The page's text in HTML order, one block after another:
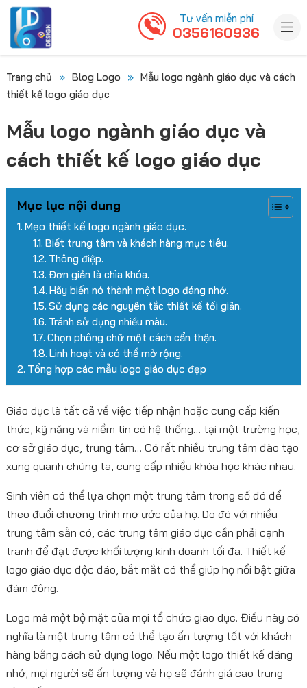
Tư vấn miễn phí
0356160936
Trang chủ » Blog Logo » Mẫu logo ngành giáo dục và cách
thiết kế logo giáo dục
Mẫu logo ngành giáo dục và
cách thiết kế logo giáo dục
Mục lục nội dung
Mẹo thiết kế logo ngành giáo dục.
Biết trung tâm và khách hàng mục tiêu.
Thông điệp.
Đơn giản là chìa khóa.
Hãy biến nó thành một logo đáng nhớ.
Sử dụng các nguyên tắc thiết kế tối giản.
Tránh sử dụng nhiều màu.
Chọn phông chữ một cách cẩn thận.
Linh hoạt và có thể mở rộng.
Tổng hợp các mẫu logo giáo dục đẹp
Giáo dục là tất cả về việc tiếp nhận hoặc cung cấp kiến
thức, kỹ năng và niềm tin có hệ thống… tại một trường học,
cơ sở giáo dục, trung tâm… Có rất nhiều trung tâm đào tạo
xung quanh chúng ta, cung cấp nhiều khóa học khác nhau.
Sinh viên có thể lựa chọn một trung tâm trong số đó để
theo đuổi chương trình mơ ước của họ. Do đó với nhiều
trung tâm sẵn có, các trung tâm giáo dục cần phải cạnh
tranh để đạt được khối lượng kinh doanh tối đa. Thiết kế
logo giáo dục độc đáo, bắt mắt có thể giúp họ nổi bật giữa
đám đông.
Logo mà một bộ mặt của mọi tổ chức giao dục. Điều này có
nghĩa là một trung tâm có thể tạo ấn tượng tốt với khách
hàng bằng cách sử dụng logo. Nếu một logo thiết kế đáng
nhớ, mọi người sẽ ấn tượng và họ sẽ đánh giá cao trung